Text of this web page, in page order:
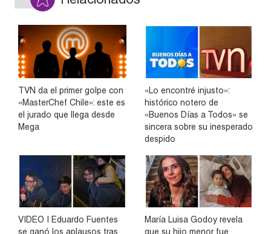
TVN da el primer golpe con
«MasterChef Chile»: este es
el jurado que llega desde
Mega
«Lo encontré injusto»:
histórico notero de
«Buenos Días a Todos» se
sincera sobre su inesperado
despido
VIDEO | Eduardo Fuentes
se ganó los aplausos tras
María Luisa Godoy revela
que su hijo menor fue